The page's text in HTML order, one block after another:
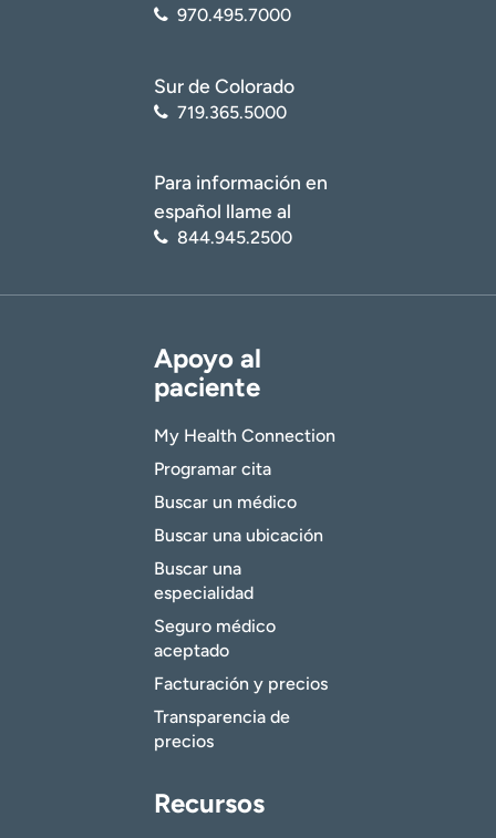
970.495.7000
Sur de Colorado
719.365.5000
Para información en
español llame al
844.945.2500
Apoyo al
paciente
My Health Connection
Programar cita
Buscar un médico
Buscar una ubicación
Buscar una
especialidad
Seguro médico
aceptado
Facturación y precios
Transparencia de
precios
Recursos